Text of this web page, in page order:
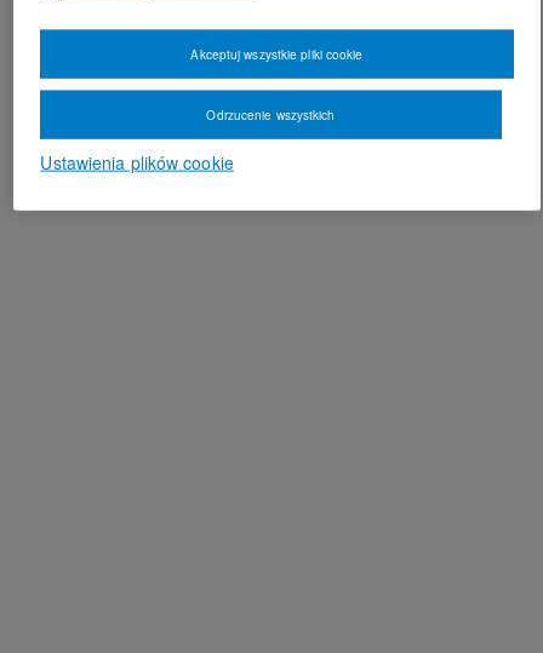
Ustawienia plików cookie
Odrzucenie wszystkich
Akceptuj wszystkie pliki cookie